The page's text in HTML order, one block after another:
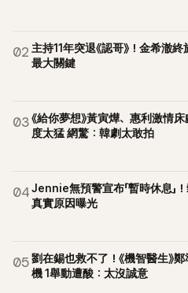
02 主持11年突退《認哥》！金希澈
最大關鍵
03《給你夢想》黃寅燁、惠利激情
度太猛 網驚：韓劇太敢拍
04Jennie無預警宣布「暫時休息」
真實原因曝光
05劉在錫也救不了！《機智醫生》
機 1舉動遭酸：太沒誠意